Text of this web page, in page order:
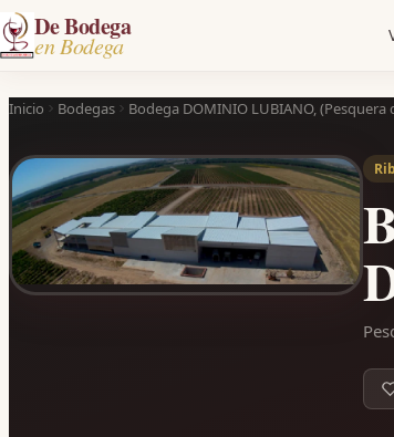
De Bodega
en Bodega
Inicio Bodegas Bodega DOMINIO LUBIANO, (Pesquera